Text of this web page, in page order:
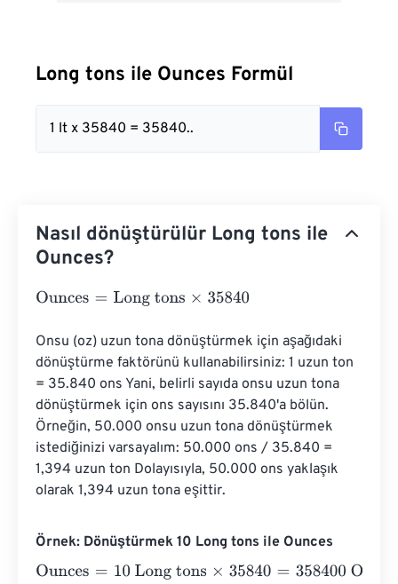
Long tons ile Ounces Formül
1 lt x 35840 = 35840..
Nasıl dönüştürülür Long tons ile
Ounces?
Ounces= Long tons×35840
Onsu (oz) uzun tona dönüştürmek için aşağıdaki
dönüştürme faktörünü kullanabilirsiniz: 1 uzun ton
= 35.840 ons Yani, belirli sayıda onsu uzun tona
dönüştürmek için ons sayısını 35.840'a bölün.
Örneğin, 50.000 onsu uzun tona dönüştürmek
istediğinizi varsayalım: 50.000 ons / 35.840 =
1,394 uzun ton Dolayısıyla, 50.000 ons yaklaşık
olarak 1,394 uzun tona eşittir.
Örnek: Dönüştürmek 10 Long tons ile Ounces
Ounces= 10 Long tons ×35840 =358400 Ounces